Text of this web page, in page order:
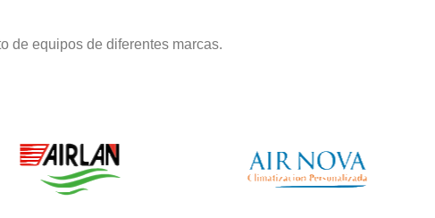
de equipos de diferentes marcas.